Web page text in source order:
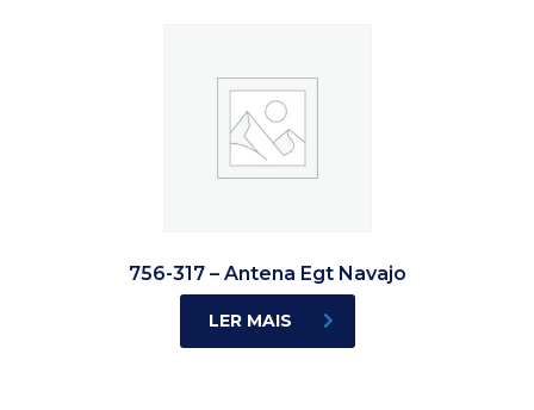
756-317 – Antena Egt Navajo
LER MAIS